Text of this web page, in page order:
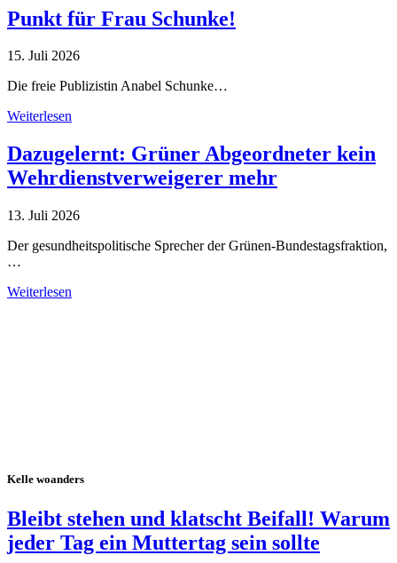
Punkt für Frau Schunke!
15. Juli 2026
Die freie Publizistin Anabel Schunke…
Weiterlesen
Dazugelernt: Grüner Abgeordneter kein
Wehrdienstverweigerer mehr
13. Juli 2026
Der gesundheitspolitische Sprecher der Grünen-Bundestagsfraktion,
…
Weiterlesen
Kelle woanders
Bleibt stehen und klatscht Beifall! Warum
jeder Tag ein Muttertag sein sollte